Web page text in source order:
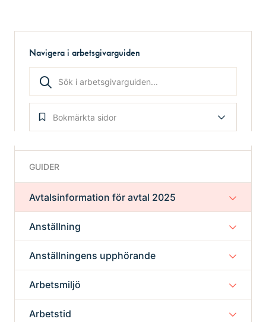
Navigera i arbetsgivarguiden
Bokmärkta sidor
GUIDER
Avtalsinformation för avtal 2025
Anställning
Anställningens upphörande
Arbetsmiljö
Arbetstid